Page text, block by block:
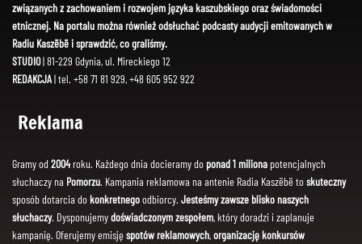
związanych z zachowaniem i rozwojem języka kaszubskiego oraz świadomości
etnicznej. Na portalu można również odsłuchać podcasty audycji emitowanych w
Radiu Kaszëbë i sprawdzić, co graliśmy.
STUDIO| 81-229 Gdynia, ul. Mireckiego 12
REDAKCJA| tel. +58 71 81 929, +48 605 952 922
Reklama
Gramy od 2004roku. Każdego dnia docieramy do ponad 1 miliona potencjalnych
słuchaczy na Pomorzu. Kampania reklamowa na antenie Radia Kaszëbë toskuteczny
sposób dotarcia dokonkretnegoodbiorcy. Jesteśmy zawsze blisko naszych
słuchaczy. Dysponujemydoświadczonym zespołem, który doradzi i zaplanuje
kampanię. Oferujemy emisję spotów reklamowych,organizację konkursów